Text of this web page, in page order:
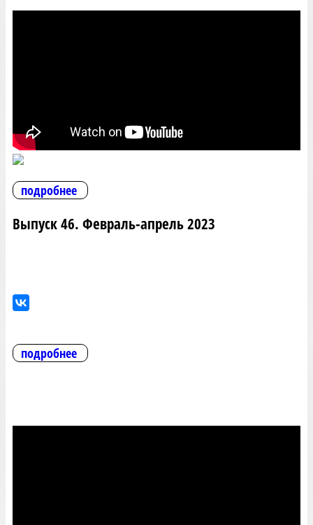
подробнее
Выпуск 46. Февраль-апрель 2023
подробнее